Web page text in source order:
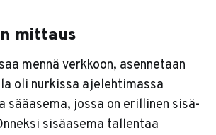
mittaus
mennä verkkoon, asennetaan
oli nurkissa ajelehtimassa
sääasema, jossa on erillinen sisä-
sisäasema tallentaa